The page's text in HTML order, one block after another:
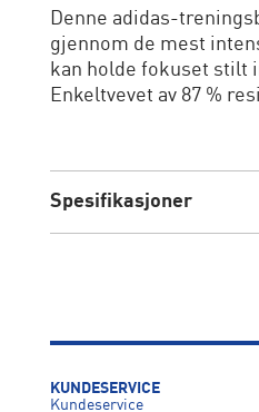
Denne adidas-
gjennom de mest
kan holde fokuset stilt
Enkeltvevet av 87 %
Spesifikasjoner
KUNDESERVICE
Kundeservice